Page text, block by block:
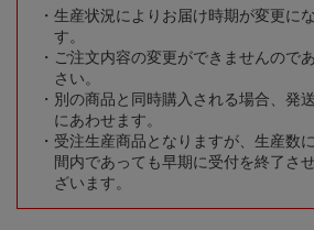
生産状況によりお届け時期が変更に
す。
ご注文内容の変更ができませんので
さい。
別の商品と同時購入される場合、発
にあわせます。
受注生産商品となりますが、生産数
間内であっても早期に受付を終了さ
ざいます。